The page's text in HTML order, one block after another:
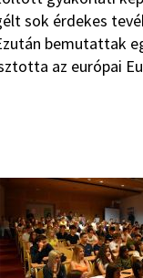
sok érdekes
bemutattak
az európai